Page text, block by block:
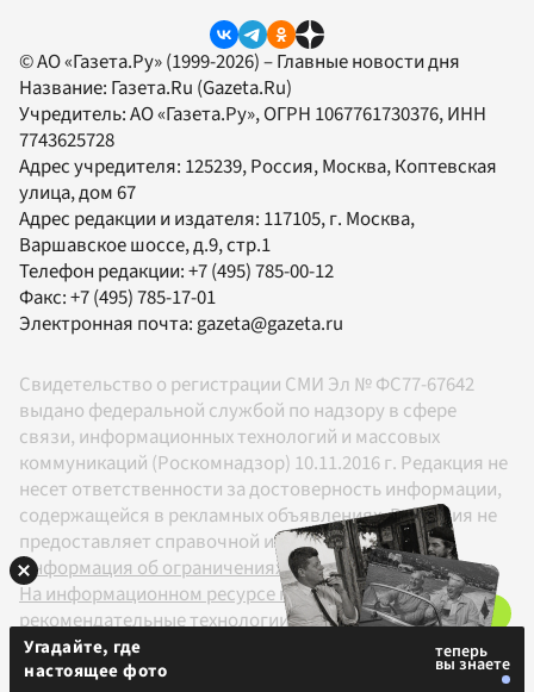
© АО «Газета.Ру» (1999-2026) – Главные новости дня
Название: Газета.Ru (Gazeta.Ru)
Учредитель:АО «Газета.Ру», ОГРН 1067761730376, ИНН
7743625728
Адрес учредителя: 125239, Россия, Москва, Коптевская
улица, дом 67
Адрес редакции и издателя: 117105, г. Москва,
Варшавское шоссе, д.9, стр.1
Телефон редакции:+7 (495) 785-00-12
Факс:+7 (495) 785-17-01
Электронная почта:gazeta@gazeta.ru
Свидетельство о регистрации СМИ Эл № ФС77-67642
выдано федеральной службой по надзору в сфере
связи, информационных технологий и массовых
коммуникаций (Роскомнадзор) 10.11.2016 г. Редакция не
несет ответственности за достоверность информации,
содержащейся в рекламных объявлениях. Редакция не
предоставляет справочной информации.
Информация об ограничениях
На информационном ресурсе применяются
рекомендательные технологии в соответствии с
Правилами
Угадайте, где
настоящее фото